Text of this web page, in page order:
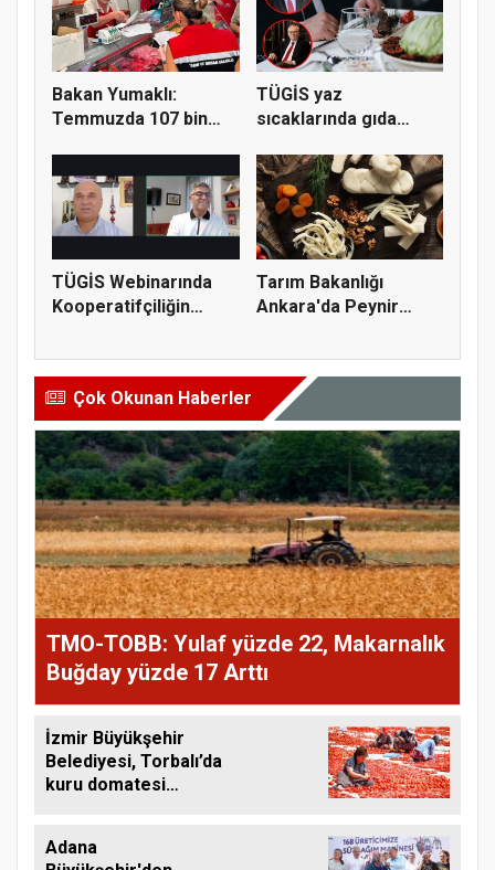
Bakan Yumaklı:
Temmuzda 107 bin
TÜGİS yaz
sıcaklarında gıda
TÜGİS Webinarında
Kooperatifçiliğin
Tarım Bakanlığı
Ankara'da Peynir
Çok Okunan Haberler
TMO-TOBB: Yulaf yüzde 22, Makarnalık
Buğday yüzde 17 Arttı
İzmir Büyükşehir
Belediyesi, Torbalı’da
kuru domatesi
Adana